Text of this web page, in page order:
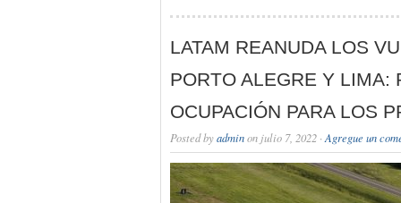
LATAM REANUDA LOS
PORTO ALEGRE Y LIMA:
OCUPACIÓN PARA LOS
Posted byadminon julio 7, 2022 · Agregue un